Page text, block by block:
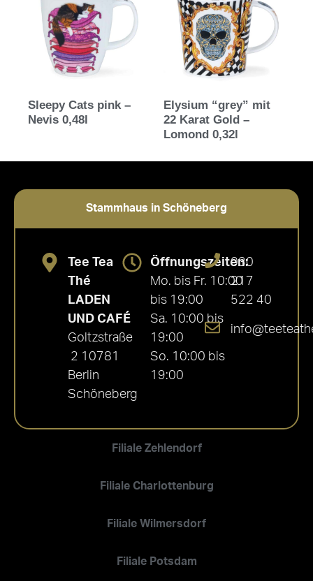
Sleepy Cats pink –
Nevis 0,48l
Elysium “grey” mit
22 Karat Gold –
Lomond 0,32l
Stammhaus in Schöneberg
Filiale Zehlendorf
Filiale Charlottenburg
Filiale Wilmersdorf
Filiale Potsdam
Tee Tea
Thé
LADEN
UND CAFÉ
Goltzstraße
2 10781
Berlin
Schöneberg
Öffnungszeiten:
Mo. bis Fr. 10:00
bis 19:00
Sa. 10:00 bis
19:00
So. 10:00 bis
19:00
030
217
522 40